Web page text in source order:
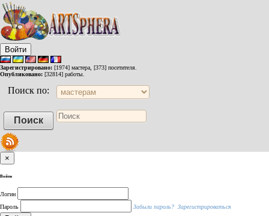
Войти
Зарегистрировано: [1974] мастера, [373] посетителя.
Опубликовано: [32814] работы.
Поиск по:
×
Войти
Логин
Пароль
Забыли пароль? Зарегистрироваться